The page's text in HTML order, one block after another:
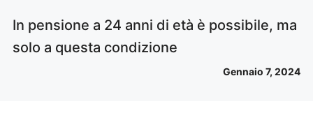
In pensione a 24 anni di età è possibile, ma
solo a questa condizione
Gennaio 7, 2024